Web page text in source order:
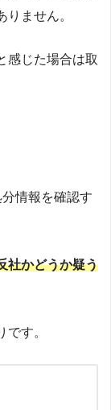
ません。
感じた場合は取
情報を確認す
社かどうか疑う
す。